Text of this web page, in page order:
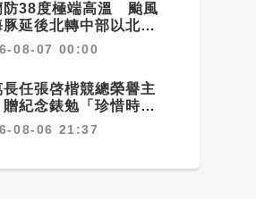
防38度極端高溫 颱風
豚延後北轉中部以北父親
豪大雨
08-07 00:00
長任張啓楷競總榮譽主
紀念錶勉「珍惜時間、
打拚」
08-06 21:37